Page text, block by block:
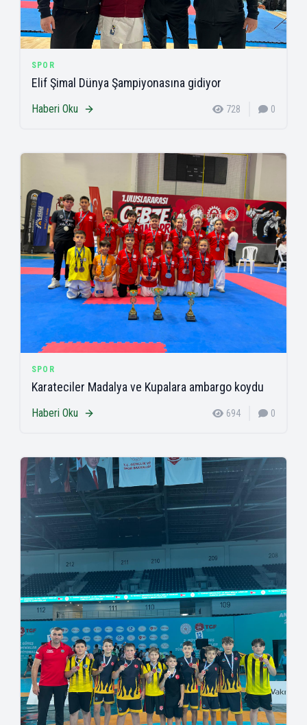
SPOR
Elif Şimal Dünya Şampiyonasına gidiyor
Haberi Oku 728 0
SPOR
Karateciler Madalya ve Kupalara ambargo koydu
Haberi Oku 694 0